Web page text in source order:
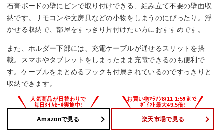
石膏ボードの壁にピンで取り付けできる、組み立て不要の壁面収
納です。リモコンや文房具などの小物をしまうのにぴったり。浮
かせる収納で、部屋をすっきり片付けたい方におすすめです。
また、ホルダー下部には、充電ケーブルが通せるスリットを搭
載。スマホやタブレットをしまったまま充電できるのも便利で
す。ケーブルをまとめるフックも付属されているのですっきりと
収納できます。
Amazonで見る 楽天市場で見る